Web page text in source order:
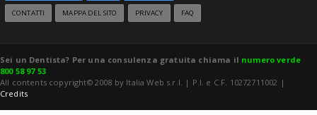
CONTATTI MAPPA DEL SITO PRIVACY FAQ
Sei un Dentista? Per una consulenza gratuita chiama il numero verde
800 58 97 53
All contents copyright© 2008 by Italia Web s.r.l. | P.I. e C.F. 10272711002 |
Credits